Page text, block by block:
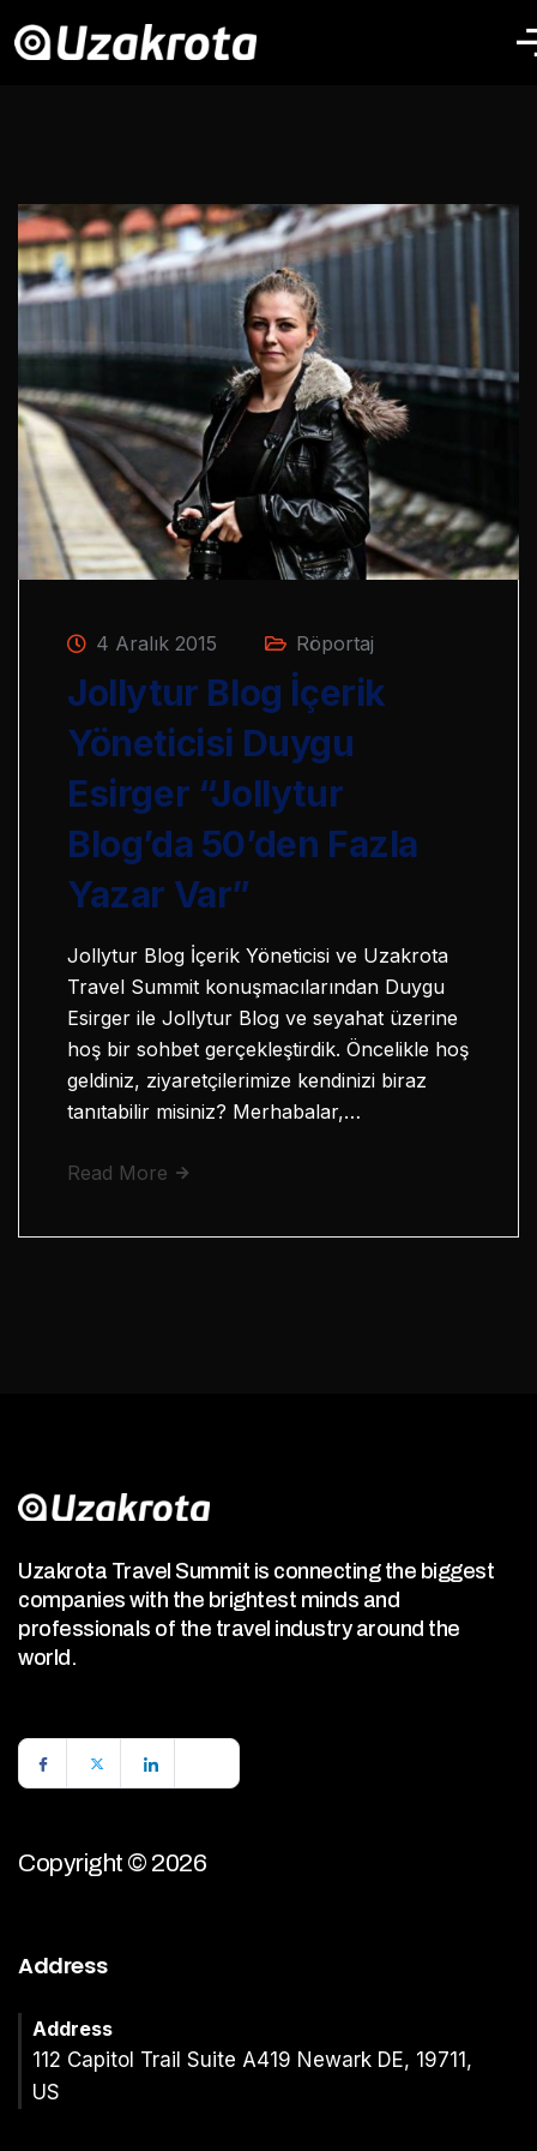
4 Aralık 2015 Röportaj
Jollytur Blog İçerik
Yöneticisi Duygu
Esirger “Jollytur
Blog’da 50’den Fazla
Yazar Var”
Jollytur Blog İçerik Yöneticisi ve Uzakrota
Travel Summit konuşmacılarından Duygu
Esirger ile Jollytur Blog ve seyahat üzerine
hoş bir sohbet gerçekleştirdik. Öncelikle hoş
geldiniz, ziyaretçilerimize kendinizi biraz
tanıtabilir misiniz? Merhabalar,…
Read More
Uzakrota Travel Summit is connecting the biggest
companies with the brightest minds and
professionals of the travel industry around the
world.
Copyright © 2026
Address
Address
112 Capitol Trail Suite A419 Newark DE, 19711,
US